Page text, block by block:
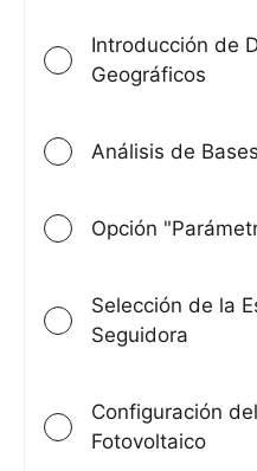
Introducción de
Geográficos
Análisis de
Opción
Selección de la
Seguidora
Configuración
Fotovoltaico